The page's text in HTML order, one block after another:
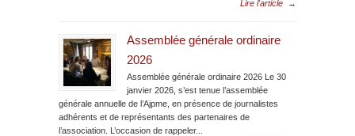
Lire l'article
→
Assemblée générale ordinaire
2026
Assemblée générale ordinaire 2026 Le 30
janvier 2026, s’est tenue l’assemblée
générale annuelle de l’Ajpme, en présence de journalistes
adhérents et de représentants des partenaires de
l’association. L’occasion de rappeler...